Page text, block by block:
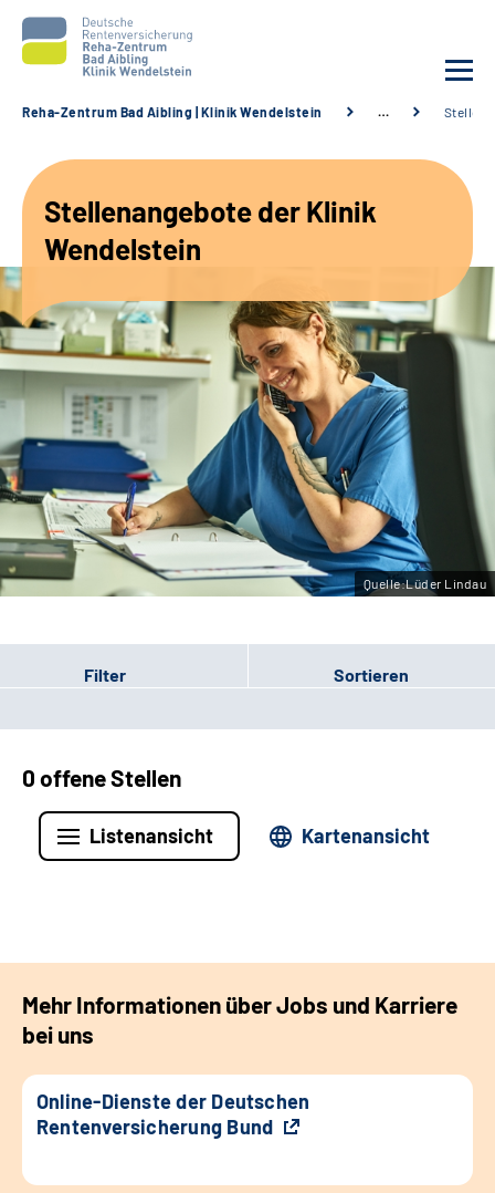
Unsere Angebote
Karriere
Sozialdienste & Zuweisende
Suche
Leichte Sprache
Gebärdensprache
Reha-Zentrum Bad Aibling | Klinik Wendelstein …
Stellenangebote der Klinik
Wendelstein
Quelle:Lüder Lindau
Filter Sortieren
0 offene Stellen
Listenansicht Kartenansicht
Mehr Informationen über Jobs und Karriere
bei uns
Online-Dienste der Deutschen
Rentenversicherung Bund